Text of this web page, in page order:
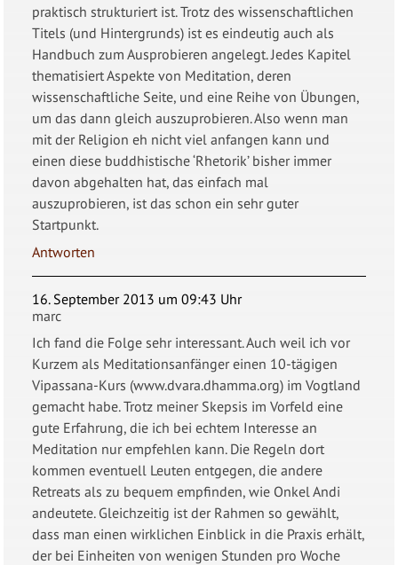
praktisch strukturiert ist. Trotz des wissenschaftlichen
Titels (und Hintergrunds) ist es eindeutig auch als
Handbuch zum Ausprobieren angelegt. Jedes Kapitel
thematisiert Aspekte von Meditation, deren
wissenschaftliche Seite, und eine Reihe von Übungen,
um das dann gleich auszuprobieren. Also wenn man
mit der Religion eh nicht viel anfangen kann und
einen diese buddhistische ‘Rhetorik’ bisher immer
davon abgehalten hat, das einfach mal
auszuprobieren, ist das schon ein sehr guter
Startpunkt.
Antworten
16. September 2013 um 09:43 Uhr
marc
Ich fand die Folge sehr interessant. Auch weil ich vor
Kurzem als Meditationsanfänger einen 10-tägigen
Vipassana-Kurs (www.dvara.dhamma.org) im Vogtland
gemacht habe. Trotz meiner Skepsis im Vorfeld eine
gute Erfahrung, die ich bei echtem Interesse an
Meditation nur empfehlen kann. Die Regeln dort
kommen eventuell Leuten entgegen, die andere
Retreats als zu bequem empfinden, wie Onkel Andi
andeutete. Gleichzeitig ist der Rahmen so gewählt,
dass man einen wirklichen Einblick in die Praxis erhält,
der bei Einheiten von wenigen Stunden pro Woche